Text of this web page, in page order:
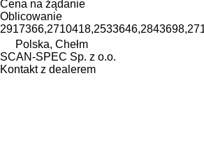
Cena na żądanie
Oblicowanie
Polska, Chełm
SCAN-SPEC Sp. z o.o.
Kontakt z dealerem